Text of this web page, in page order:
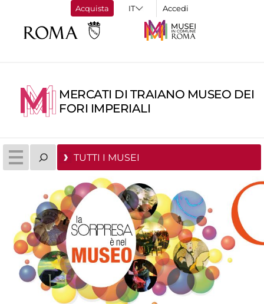
Acquista Accedi
MERCATI DI TRAIANO MUSEO DEI
FORI IMPERIALI
TUTTI I MUSEI